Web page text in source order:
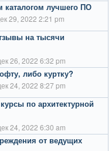
лучшего ПО
29, 2022 2:21 pm
на тысячи
26, 2022 6:32 pm
либо куртку?
24, 2022 8:27 pm
по архитектурной
24, 2022 6:30 am
от ведущих